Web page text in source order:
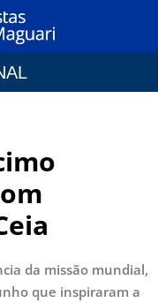
da missão mundial,
que inspiraram a